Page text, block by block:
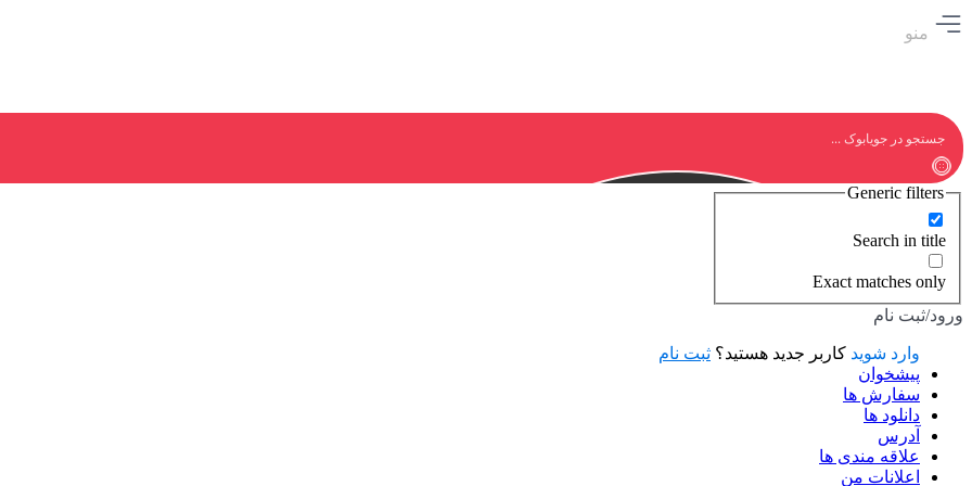
منو
Generic filters
Search in title
Exact matches only
ورود/ثبت نام
وارد شوید کاربر جدید هستید؟ ثبت نام
پیشخوان
سفارش ها
دانلود ها
آدرس
علاقه مندی ها
اعلانات من